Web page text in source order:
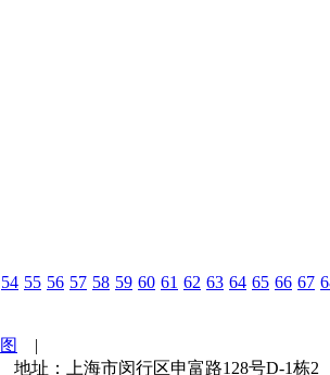
54 55 56 57 58 59 60 61 62 63 64 65 66 67
|
址：上海市闵行区申富路128号D-1栋2